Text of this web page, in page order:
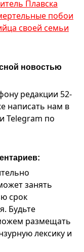
Плавска
побои
своей семьи
новостью
редакции 52-
написать нам в
Telegram по
занять
срок
Будьте
размещать
лексику и